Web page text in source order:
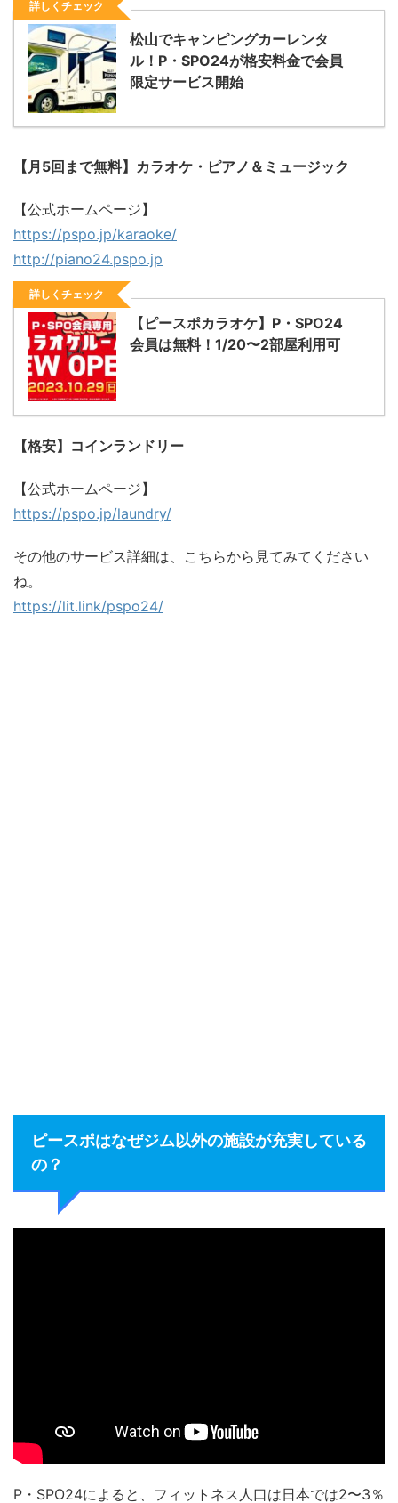
詳しくチェック
松山でキャンピングカーレンタ
ル！P・SPO24が格安料金で会員
限定サービス開始
【月5回まで無料】カラオケ・ピアノ＆ミュージック
【公式ホームページ】
https://pspo.jp/karaoke/
http://piano24.pspo.jp
詳しくチェック
【ピースポカラオケ】P・SPO24
会員は無料！1/20〜2部屋利用可
【格安】コインランドリー
【公式ホームページ】
https://pspo.jp/laundry/
その他のサービス詳細は、こちらから見てみてください
ね。
https://lit.link/pspo24/
ピースポはなぜジム以外の施設が充実している
の？
P・SPO24によると、フィットネス人口は日本では2〜3％